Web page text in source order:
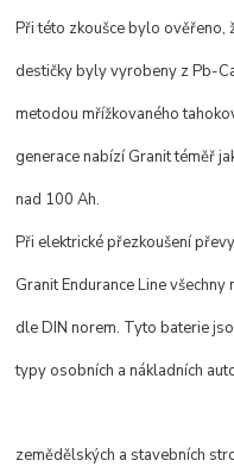
Při této zkoušce bylo ověřeno,
destičky byly vyrobeny z Pb-
metodou mřížkovaného
generace nabízí Granit téměř
nad 100 Ah.
Při elektrické přezkoušení
Granit Endurance Line
dle DIN norem. Tyto baterie
typy osobních a nákladních
zemědělských a stavebních